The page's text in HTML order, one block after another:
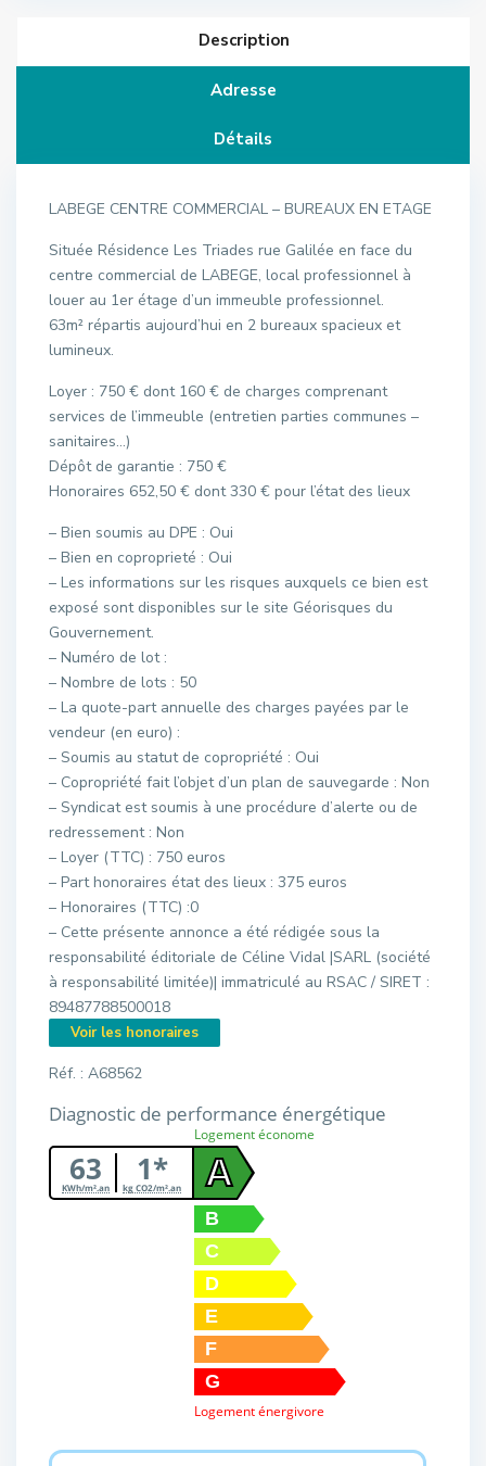
Description
Adresse
Détails
LABEGE CENTRE COMMERCIAL – BUREAUX EN ETAGE
Située Résidence Les Triades rue Galilée en face du
centre commercial de LABEGE, local professionnel à
louer au 1er étage d’un immeuble professionnel.
63m² répartis aujourd’hui en 2 bureaux spacieux et
lumineux.
Loyer : 750 € dont 160 € de charges comprenant
services de l’immeuble (entretien parties communes –
sanitaires…)
Dépôt de garantie : 750 €
Honoraires 652,50 € dont 330 € pour l’état des lieux
– Bien soumis au DPE : Oui
– Bien en coproprieté : Oui
– Les informations sur les risques auxquels ce bien est
exposé sont disponibles sur le site Géorisques du
Gouvernement.
– Numéro de lot :
– Nombre de lots : 50
– La quote-part annuelle des charges payées par le
vendeur (en euro) :
– Soumis au statut de copropriété : Oui
– Copropriété fait l’objet d’un plan de sauvegarde : Non
– Syndicat est soumis à une procédure d’alerte ou de
redressement : Non
– Loyer (TTC) : 750 euros
– Part honoraires état des lieux : 375 euros
– Honoraires (TTC) :0
– Cette présente annonce a été rédigée sous la
responsabilité éditoriale de Céline Vidal |SARL (société
à responsabilité limitée)| immatriculé au RSAC / SIRET :
89487788500018
Voir les honoraires
Réf. : A68562
Diagnostic de performance énergétique
63
KWh/m².an 1*
kg CO2/m².an
Logement économe
A
B
C
D
E
F
G
Logement énergivore